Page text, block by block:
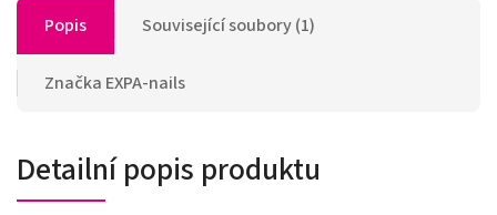
Popis Související soubory (1)
Značka EXPA-nails
Detailní popis produktu